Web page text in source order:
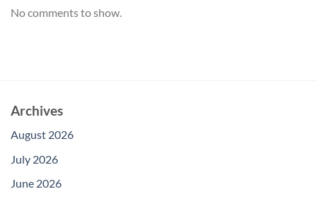
No comments to show.
Archives
August 2026
July 2026
June 2026